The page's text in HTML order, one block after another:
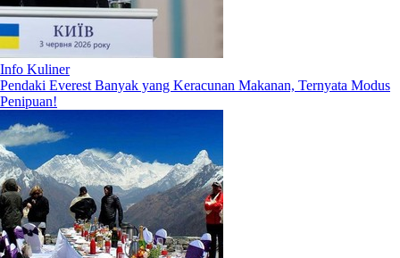
Info Kuliner
Pendaki Everest Banyak yang Keracunan Makanan, Ternyata Modus
Penipuan!